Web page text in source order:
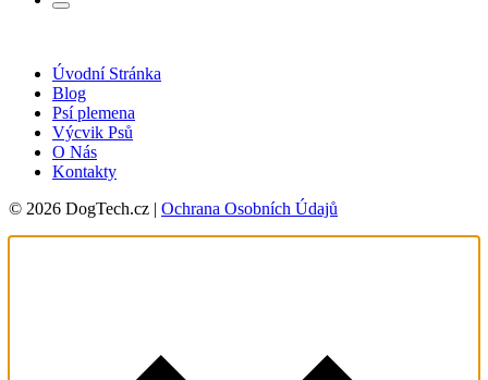
Úvodní Stránka
Blog
Psí plemena
Výcvik Psů
O Nás
Kontakty
© 2026 DogTech.cz | Ochrana Osobních Údajů